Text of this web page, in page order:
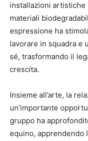
installazioni
materiali
espressione ha
lavorare in squadra e
sé, trasformando il
crescita.
Insieme all’arte, la
un’importante
gruppo ha
equino, apprendendo